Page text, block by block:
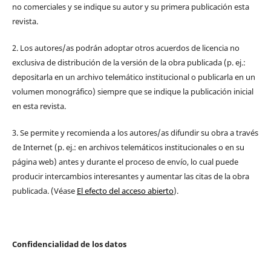
no comerciales y se indique su autor y su primera publicación esta
revista.
2. Los autores/as podrán adoptar otros acuerdos de licencia no
exclusiva de distribución de la versión de la obra publicada (p. ej.:
depositarla en un archivo telemático institucional o publicarla en un
volumen monográfico) siempre que se indique la publicación inicial
en esta revista.
3. Se permite y recomienda a los autores/as difundir su obra a través
de Internet (p. ej.: en archivos telemáticos institucionales o en su
página web) antes y durante el proceso de envío, lo cual puede
producir intercambios interesantes y aumentar las citas de la obra
publicada. (Véase El efecto del acceso abierto).
Confidencialidad de los datos